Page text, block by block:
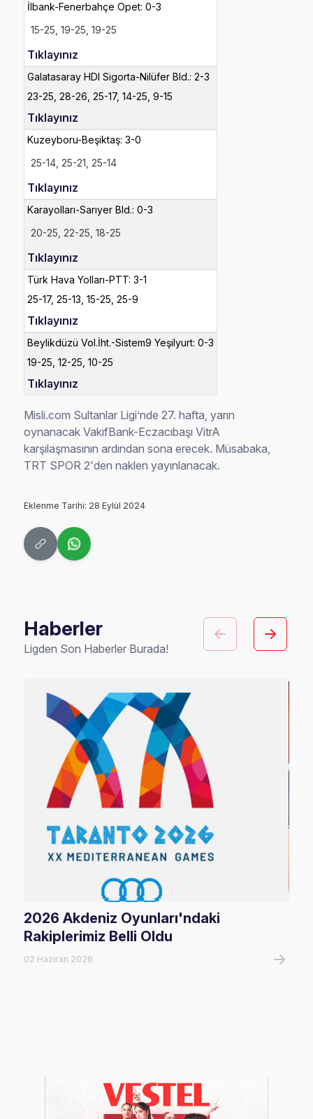
İlbank-Fenerbahçe Opet: 0-3
15-25,19-25,19-25
Tıklayınız
Galatasaray HDI Sigorta-Nilüfer Bld.: 2-3
23-25, 28-26, 25-17, 14-25, 9-15
Tıklayınız
Kuzeyboru-Beşiktaş: 3-0
25-14,25-21,25-14
Tıklayınız
Karayolları-Sarıyer Bld.: 0-3
20-25, 22-25,18-25
Tıklayınız
Türk Hava Yolları-PTT: 3-1
25-17, 25-13, 15-25, 25-9
Tıklayınız
Beylikdüzü Vol.İht.-Sistem9 Yeşilyurt: 0-3
19-25, 12-25, 10-25
Tıklayınız
Misli.com Sultanlar Ligi’nde 27. hafta, yarın
oynanacak VakıfBank-Eczacıbaşı VitrA
karşılaşmasının ardından sona erecek. Müsabaka,
TRT SPOR 2'den naklen yayınlanacak.
Eklenme Tarihi: 28 Eylül 2024
Haberler
Ligden Son Haberler Burada!
2026 Akdeniz Oyunları'ndaki
Rakiplerimiz Belli Oldu
02 Haziran 2026